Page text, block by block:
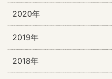
2020年
2019年
2018年